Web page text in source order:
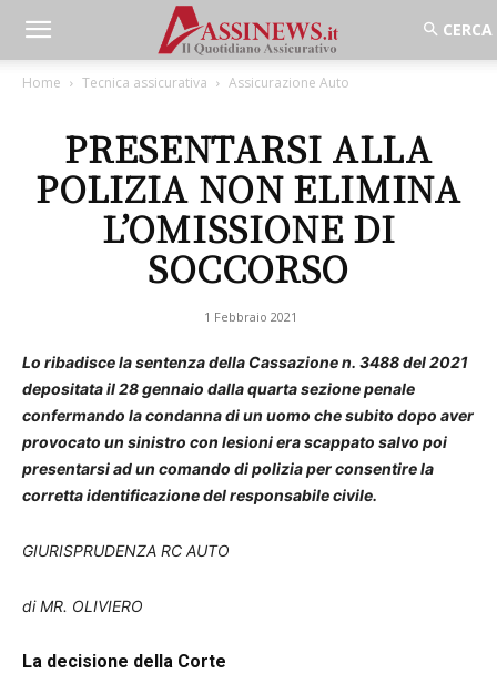
Home Tecnica assicurativa Assicurazione Auto
PRESENTARSI ALLA
POLIZIA NON ELIMINA
L’OMISSIONE DI
SOCCORSO
1 Febbraio 2021
Lo ribadisce la sentenza della Cassazione n. 3488 del 2021
depositata il 28 gennaio dalla quarta sezione penale
confermando la condanna di un uomo che subito dopo aver
provocato un sinistro con lesioni era scappato salvo poi
presentarsi ad un comando di polizia per consentire la
corretta identificazione del responsabile civile.
GIURISPRUDENZA RC AUTO
di MR. OLIVIERO
La decisione della Corte